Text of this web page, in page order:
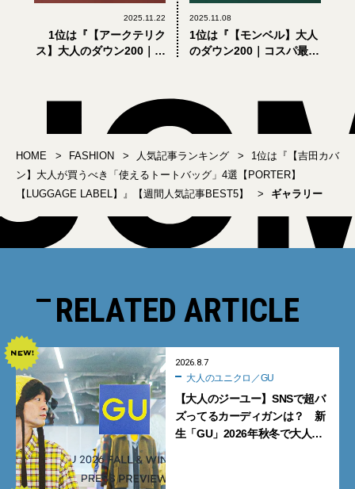
2025.11.22
1位は『【アークテリク
ス】大人のダウン200｜ダ
ャケット』【週間人気記
事BEST5】
2025.11.08
1位は『【モンベル】大人
のダウン200｜コスパ最高
【週間人気記事BEST5】
HOME FASHION 人気記事ランキング
1位は『【吉田カバ
ン】大人が買うべき「使えるトートバッグ」4選【PORTER】
【LUGGAGE LABEL】』【週間人気記事BEST5】
ギャラリー
RELATED ARTICLE
2026.8.7
大人のユニクロ／GU
【大人のジーユー】SNSで超バ
ズってるカーディガンは？ 新
生「GU」2026年秋冬で大人メ